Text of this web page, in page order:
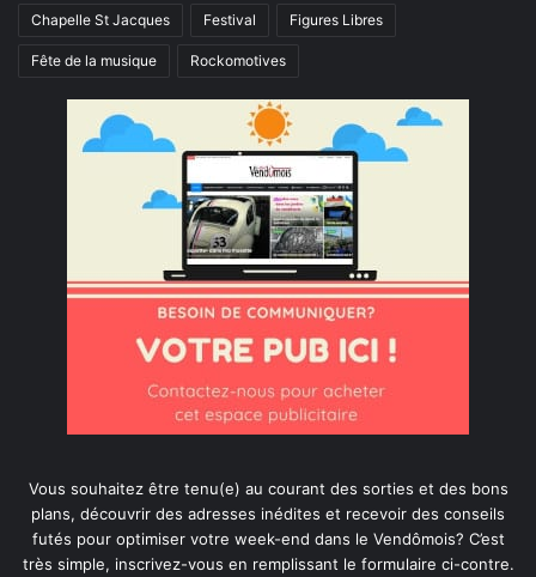
Chapelle St Jacques Festival Figures Libres
Fête de la musique Rockomotives
Vous souhaitez être tenu(e) au courant des sorties et des bons
plans, découvrir des adresses inédites et recevoir des conseils
futés pour optimiser votre week-end dans le Vendômois? C’est
très simple, inscrivez-vous en remplissant le formulaire ci-contre.